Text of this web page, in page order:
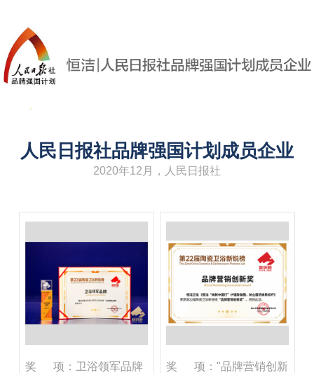
人民日报社品牌强国计划成员企业
2020年12月，人民日报社
奖 项：卫浴领军品牌
奖 项："品牌营销创新